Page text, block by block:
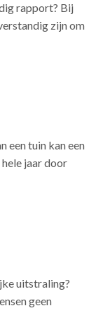
rapport? Bij
zijn om
een tuin kan een
jaar door
uitstraling?
geen